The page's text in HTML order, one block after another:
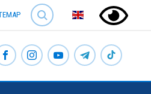
SEARCH